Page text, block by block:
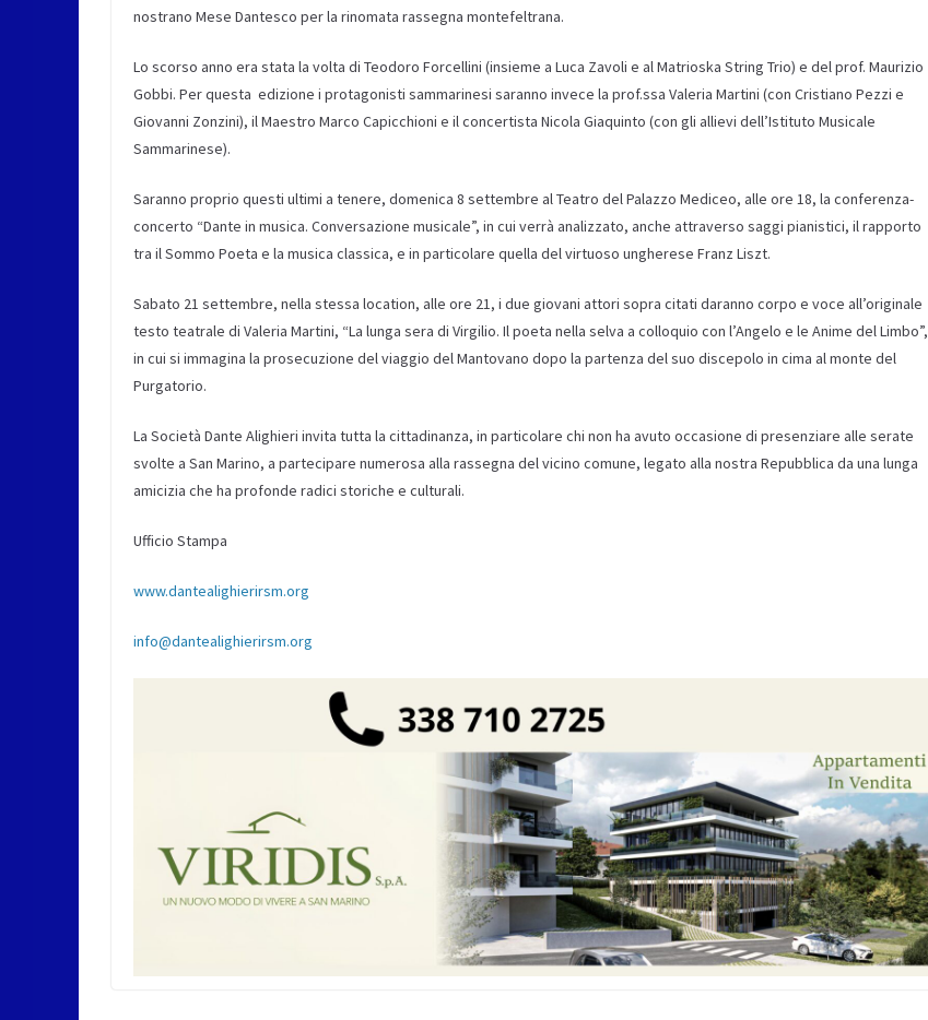
nostrano Mese Dantesco per la rinomata rassegna montefeltrana.
Lo scorso anno era stata la volta di Teodoro Forcellini (insieme a Luca Zavoli e al Matrioska String Trio) e del prof. Maurizio
Gobbi. Per questa edizione i protagonisti sammarinesi saranno invece la prof.ssa Valeria Martini (con Cristiano Pezzi e
Giovanni Zonzini), il Maestro Marco Capicchioni e il concertista Nicola Giaquinto (con gli allievi dell’Istituto Musicale
Sammarinese).
Saranno proprio questi ultimi a tenere, domenica 8 settembre al Teatro del Palazzo Mediceo, alle ore 18, la conferenza-
concerto “Dante in musica. Conversazione musicale”, in cui verrà analizzato, anche attraverso saggi pianistici, il rapporto
tra il Sommo Poeta e la musica classica, e in particolare quella del virtuoso ungherese Franz Liszt.
Sabato 21 settembre, nella stessa location, alle ore 21, i due giovani attori sopra citati daranno corpo e voce all’originale
testo teatrale di Valeria Martini, “La lunga sera di Virgilio. Il poeta nella selva a colloquio con l’Angelo e le Anime del Limbo”,
in cui si immagina la prosecuzione del viaggio del Mantovano dopo la partenza del suo discepolo in cima al monte del
Purgatorio.
La Società Dante Alighieri invita tutta la cittadinanza, in particolare chi non ha avuto occasione di presenziare alle serate
svolte a San Marino, a partecipare numerosa alla rassegna del vicino comune, legato alla nostra Repubblica da una lunga
amicizia che ha profonde radici storiche e culturali.
Ufficio Stampa
www.dantealighierirsm.org
info@dantealighierirsm.org